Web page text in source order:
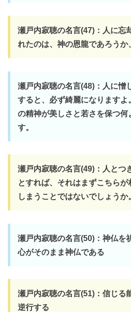
瀬戸内寂聴の名言(47)：人に忘
れたのは、神の恩龍であろう
瀬戸内寂聴の名言(48)：人に憎
すると、必ず綺麗になります
の精神が美しさと若さを保つ
す。
瀬戸内寂聴の名言(49)：人とつ
とすれば、それはまずこちら
しまうことではないでしょうか
瀬戸内寂聴の名言(50)：神仏を
心がそのまま神仏である
瀬戸内寂聴の名言(51)：信じる
逆行する